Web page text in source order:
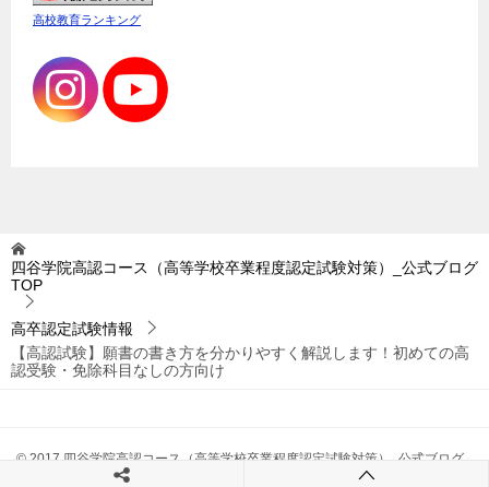
高校教育ランキング
四谷学院高認コース（高等学校卒業程度認定試験対策）_公式ブログ
TOP
高卒認定試験情報
【高認試験】願書の書き方を分かりやすく解説します！初めての高
認受験・免除科目なしの方向け
© 2017 四谷学院高認コース（高等学校卒業程度認定試験対策）_公式ブログ